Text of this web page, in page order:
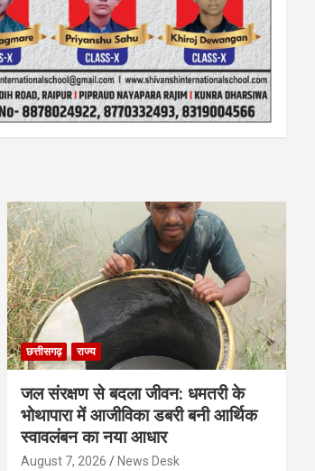
छत्तीसगढ़ राज्य
जल संरक्षण से बदला जीवन: धमतरी के
भोथापारा में आजीविका डबरी बनी आर्थिक
स्वावलंबन का नया आधार
August 7, 2026 News Desk